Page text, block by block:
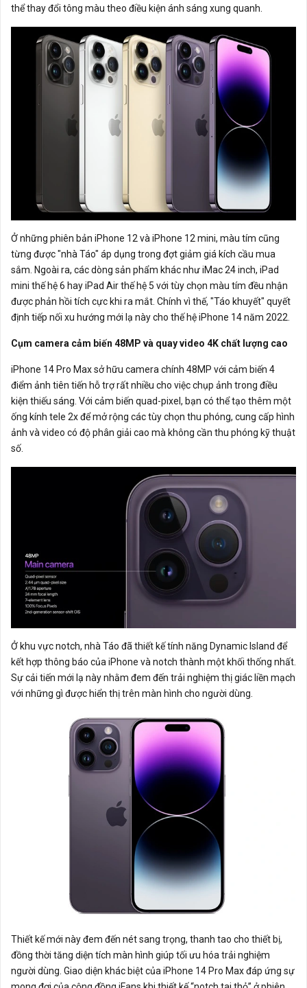
thể thay đổi tông màu theo điều kiện ánh sáng xung quanh.
Ở những phiên bản iPhone 12 và iPhone 12 mini, màu tím cũng
từng được "nhà Táo" áp dụng trong đợt giảm giá kích cầu mua
sắm. Ngoài ra, các dòng sản phẩm khác như iMac 24 inch, iPad
mini thế hệ 6 hay iPad Air thế hệ 5 với tùy chọn màu tím đều nhận
được phản hồi tích cực khi ra mắt. Chính vì thế, "Táo khuyết" quyết
định tiếp nối xu hướng mới lạ này cho thế hệ iPhone 14 năm 2022.
Cụm camera cảm biến 48MP và quay video 4K chất lượng cao
iPhone 14 Pro Max sở hữu camera chính 48MP với cảm biến 4
điểm ảnh tiên tiến hỗ trợ rất nhiều cho việc chụp ảnh trong điều
kiện thiếu sáng. Với cảm biến quad-pixel, bạn có thể tạo thêm một
ống kính tele 2x để mở rộng các tùy chọn thu phóng, cung cấp hình
ảnh và video có độ phân giải cao mà không cần thu phóng kỹ thuật
số.
Ở khu vực notch, nhà Táo đã thiết kế tính năng Dynamic Island để
kết hợp thông báo của iPhone và notch thành một khối thống nhất.
Sự cải tiến mới lạ này nhằm đem đến trải nghiệm thị giác liền mạch
với những gì được hiển thị trên màn hình cho người dùng.
Thiết kế mới này đem đến nét sang trọng, thanh tao cho thiết bị,
đồng thời tăng diện tích màn hình giúp tối ưu hóa trải nghiệm
người dùng. Giao diện khác biệt của iPhone 14 Pro Max đáp ứng sự